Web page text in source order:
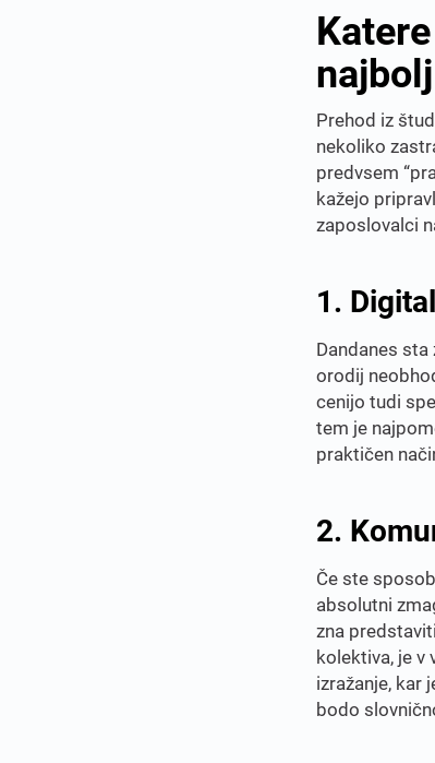
Prehod iz
nekoliko
predvsem
kažejo
zaposlovalci
1.
Dandanes
orodij
cenijo tudi
tem je
praktičen
2.
Če ste
absolutni
zna
kolektiva, je v
izražanje, kar
bodo